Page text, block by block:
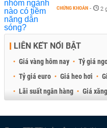
CHỨNG KHOÁN - 2
LIÊN KẾT NỔI BẬT
Giá vàng hôm nay Tỷ giá
Tỷ giá euro
Giá heo hơi
Lãi suất ngân hàng
Giá